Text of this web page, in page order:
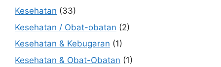
Kesehatan (33)
Kesehatan / Obat-obatan (2)
Kesehatan & Kebugaran (1)
Kesehatan & Obat-Obatan (1)